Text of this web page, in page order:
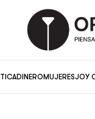
DINEROMUJERESJOY